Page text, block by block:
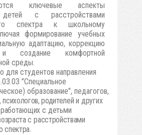
ключевые аспекты
детей с расстройствами
спектра к школьному
формирование учебных
адаптацию, коррекцию
создание комфортной
среды.
для студентов направления
"Специальное
образование", педагогов,
психологов, родителей и других
работающих с детьми
срасстройствами
спектра.